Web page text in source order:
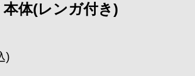
体(レンガ付き)
)